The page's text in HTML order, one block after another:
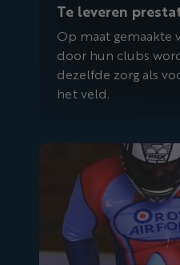
Te leveren
Op maat
door hun clubs
dezelfde zorg als
het veld.
Koninklijke